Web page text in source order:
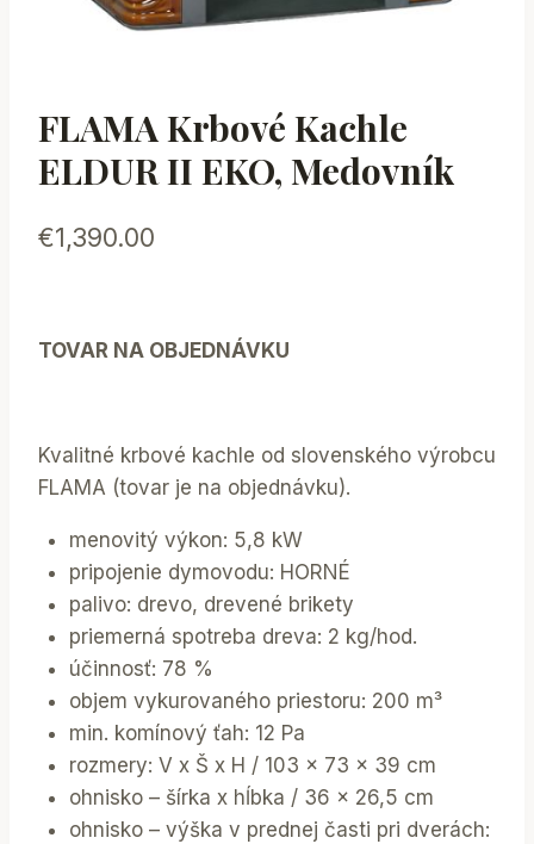
FLAMA Krbové Kachle
ELDUR II EKO, Medovník
€1,390.00
TOVAR NA OBJEDNÁVKU
Kvalitné krbové kachle od slovenského výrobcu
FLAMA (tovar je na objednávku).
menovitý výkon: 5,8 kW
pripojenie dymovodu: HORNÉ
palivo: drevo, drevené brikety
priemerná spotreba dreva: 2 kg/hod.
účinnosť: 78 %
objem vykurovaného priestoru: 200 m³
min. komínový ťah: 12 Pa
rozmery: V x Š x H / 103 x 73 x 39 cm
ohnisko – šírka x hĺbka / 36 x 26,5 cm
ohnisko – výška v prednej časti pri dverách: